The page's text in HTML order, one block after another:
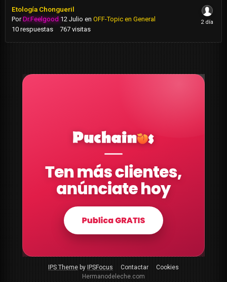
Etología Chongueril
PorDr.Feelgood 12 Julio en OFF-Topic en General
10 respuestas 767 visitas
IPS ThemebyIPSFocus Contactar
Cookies
Hermanodeleche.com